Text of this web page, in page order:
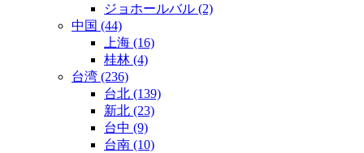
ジョホールバル (2)
中国 (44)
上海 (16)
桂林 (4)
台湾 (236)
台北 (139)
新北 (23)
台中 (9)
台南 (10)